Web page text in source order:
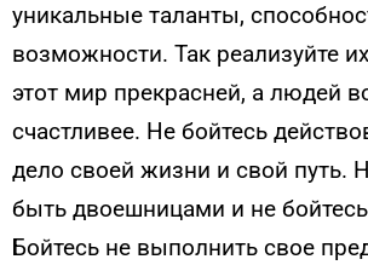
уникальные таланты,
возможности. Так реализуйте
этот мир прекрасней, а людей
счастливее. Не бойтесь
дело своей жизни и свой путь.
быть двоешницами и не
Бойтесь не выполнить свое